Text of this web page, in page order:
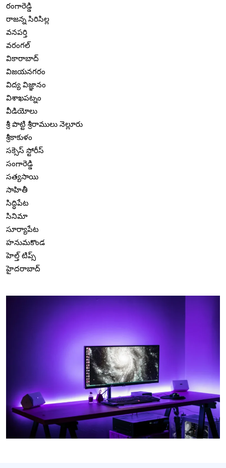
రంగారెడ్డి
రాజన్న సిరిసిల్ల
వనపర్తి
వరంగల్
వికారాబాద్
విజయనగరం
విద్య విజ్ఞానం
విశాఖపట్నం
వీడియోలు
శ్రీ పొట్టి శ్రీరాములు నెల్లూరు
శ్రీకాకుళం
సక్సెస్ స్టోరీస్
సంగారెడ్డి
సత్యసాయి
సాహితీ
సిద్ధిపేట
సినిమా
సూర్యాపేట
హనుమకొండ
హెల్త్ టిప్స్
హైదరాబాద్